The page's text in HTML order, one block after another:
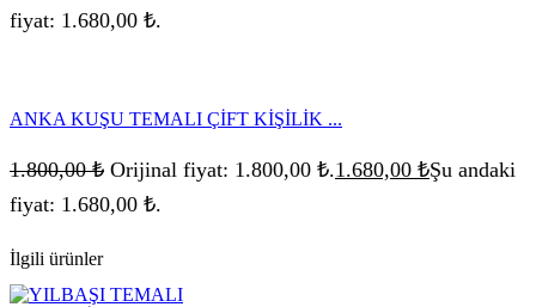
fiyat: 1.680,00 ₺.
ANKA KUŞU TEMALI ÇİFT KİŞİLİK ...
1.800,00₺ Orijinal fiyat: 1.800,00 ₺.1.680,00 ₺Şu andaki
fiyat: 1.680,00 ₺.
İlgili ürünler